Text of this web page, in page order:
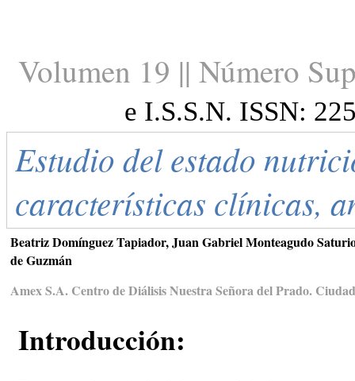
Volumen 19 || Número
e I.S.S.N. ISSN:
Estudio del estado
características clínicas,
Beatriz Domínguez Tapiador, Juan Gabriel Monteagudo
de Guzmán
Amex S.A. Centro de Diálisis Nuestra Señora del Prado.
Introducción: